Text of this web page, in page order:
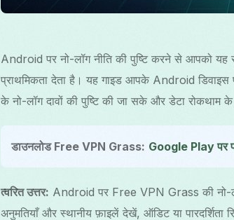
Android पर नो-लॉग नीति की पुष्टि करने से आपको यह
प्राथमिकता देता है। यह गाइड आपके Android डिवाइस
के नो-लॉग दावों की पुष्टि की जा सके और डेटा रोकथाम
डाउनलोड Free VPN Grass: Google Play पर
त्वरित उत्तर: Android पर Free VPN Grass की नो-
अनुमतियाँ और स्थानीय फ़ाइलें देखें, ऑडिट या पारदर्शिता